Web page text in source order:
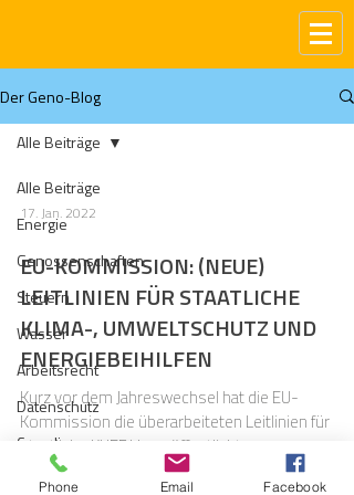
Der Geno-Blog
Alle Beiträge
Energie
Genossenschaften
Steuern
Wasser
Arbeitsrecht
Datenschutz
Compliance
Gas
Alle Beiträge
17. Jan. 2022
EU-KOMMISSION: (NEUE)
LEITLINIEN FÜR STAATLICHE
KLIMA-, UMWELTSCHUTZ UND
ENERGIEBEIHILFEN
Kurz vor dem Jahreswechsel hat die EU-
Kommission die überarbeiteten Leitlinien für
staatliche KUEBLL veröffentlicht.
Phone Email Facebook